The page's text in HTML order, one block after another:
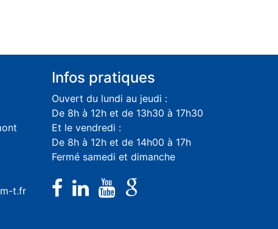
t.fr
Infos pratiques
Ouvert du lundi au jeudi :
De 8h à 12h et de 13h30 à 17h30
Et le vendredi :
De 8h à 12h et de 14h00 à 17h
Fermé samedi et dimanche